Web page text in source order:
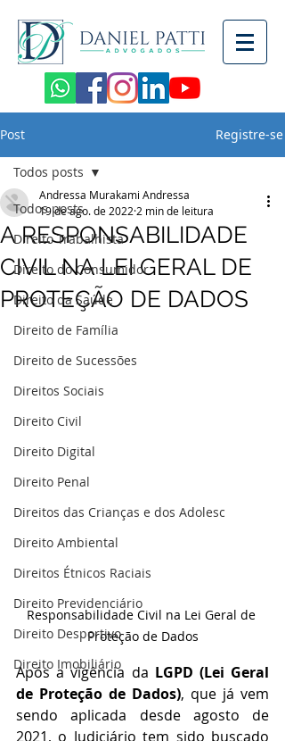
Post Registre-se
Todos posts
Direito Trabalhista
Direito do Consumidor
Direito da Saúde
Direito de Família
Direito de Sucessões
Direitos Sociais
Direito Civil
Direito Digital
Direito Penal
Direitos das Crianças e dos Adolesc
Direito Ambiental
Direitos Étnicos Raciais
Direito Previdenciário
Direito Desportivo
Direito Imobiliário
Todos posts
A RESPONSABILIDADE
CIVIL NA LEI GERAL DE
PROTEÇÃO DE DADOS
Andressa Murakami Andressa
19 de ago. de 2022 2 min de leitura
Responsabilidade Civil na Lei Geral de
Proteção de Dados
Após a vigência da LGPD (Lei Geral
de Proteção de Dados), que já vem
sendo aplicada desde agosto de
2021, o Judiciário tem sido buscado